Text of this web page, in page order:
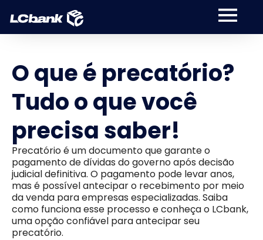
O que é precatório?
Tudo o que você
precisa saber!
Precatório é um documento que garante o
pagamento de dívidas do governo após decisão
judicial definitiva. O pagamento pode levar anos,
mas é possível antecipar o recebimento por meio
da venda para empresas especializadas. Saiba
como funciona esse processo e conheça o LCbank,
uma opção confiável para antecipar seu
precatório.